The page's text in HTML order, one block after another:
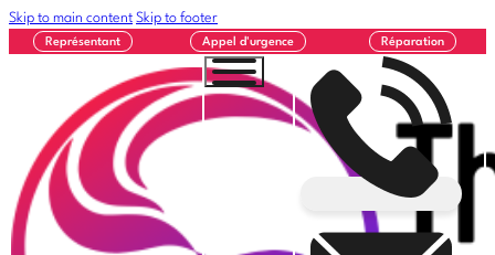
Skip to main content Skip to footer
Représentant Appel d'urgence Réparation